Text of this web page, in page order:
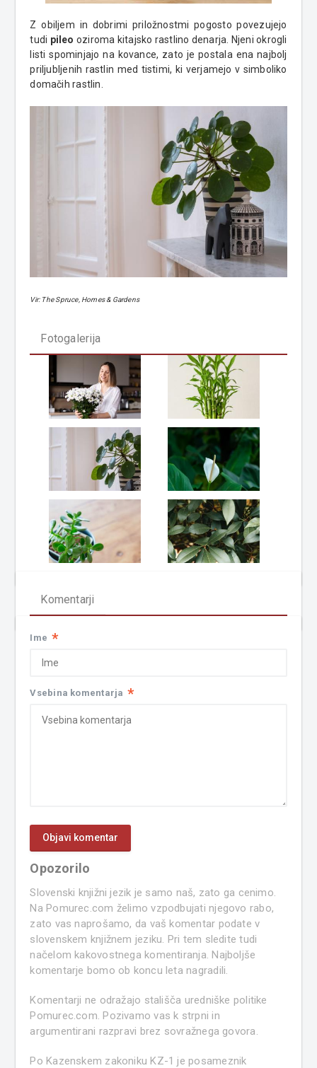
Z obiljem in dobrimi priložnostmi pogosto povezujejo
tudi pileo oziroma kitajsko rastlino denarja. Njeni okrogli
listi spominjajo na kovance, zato je postala ena najbolj
priljubljenih rastlin med tistimi, ki verjamejo v simboliko
domačih rastlin.
Vir: The Spruce, Homes & Gardens
Fotogalerija
Komentarji
Ime *
Vsebina komentarja *
Opozorilo
Slovenski knjižni jezik je samo naš, zato ga cenimo.
Na Pomurec.com želimo vzpodbujati njegovo rabo,
zato vas naprošamo, da vaš komentar podate v
slovenskem knjižnem jeziku. Pri tem sledite tudi
načelom kakovostnega komentiranja. Najboljše
komentarje bomo ob koncu leta nagradili.
Komentarji ne odražajo stališča uredniške politike
Pomurec.com. Pozivamo vas k strpni in
argumentirani razpravi brez sovražnega govora.
Po Kazenskem zakoniku KZ-1 je posameznik